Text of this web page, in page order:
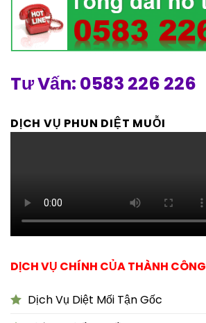
Tư Vấn: 0583 226 226
DỊCH VỤ PHUN DIỆT MUỖI
DỊCH VỤ CHÍNH CỦA THÀNH CÔNG
Dịch Vụ Diệt Mối Tận Gốc